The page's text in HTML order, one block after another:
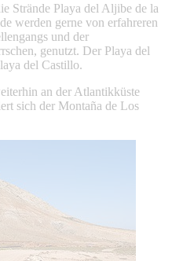
Strände Playa del Aljibe de la
werden gerne von erfahreren
und der
genutzt. Der Playa del
del Castillo.
an der Atlantikküste
sich der Montaña de Los